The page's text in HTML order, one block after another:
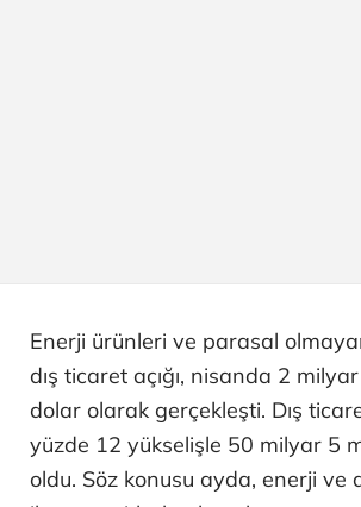
Enerji ürünleri ve parasal
dış ticaret açığı, nisanda 2
dolar olarak gerçekleşti. Dış
yüzde 12 yükselişle 50 milyar 5
oldu. Söz konusu ayda, enerji ve